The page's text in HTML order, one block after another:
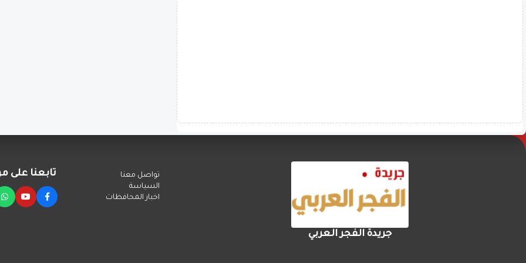
جريدة الفجر العربي
تواصل معنا
السياسة
اخبار المحافظات
تابعنا على
التواصل